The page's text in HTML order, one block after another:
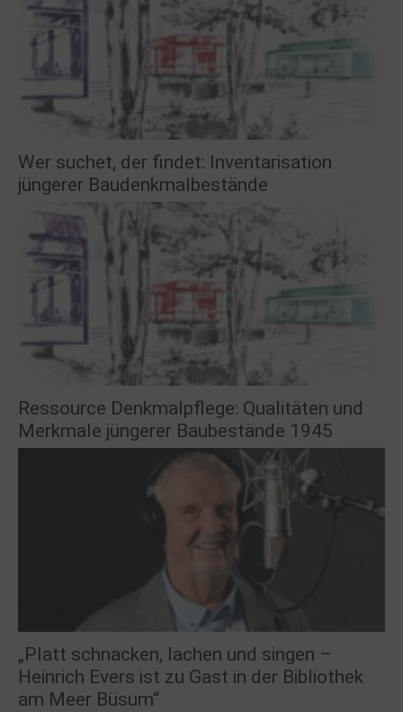
Wer suchet, der findet: Inventarisation
jüngerer Baudenkmalbestände
Ressource Denkmalpflege: Qualitäten und
Merkmale jüngerer Baubestände 1945
„Platt schnacken, lachen und singen –
Heinrich Evers ist zu Gast in der Bibliothek
am Meer Büsum“